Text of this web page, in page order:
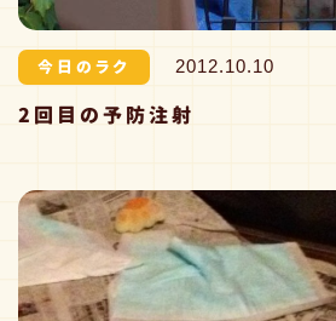
今日のラク 2012.10.10
2回目の予防注射